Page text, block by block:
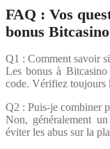
FAQ : Vos
bonus Bitcasino
Q1 : Comment savoir
Les bonus à Bitcasino
code. Vérifiez toujours
Q2 : Puis-je combiner
Non, généralement
éviter les abus sur la